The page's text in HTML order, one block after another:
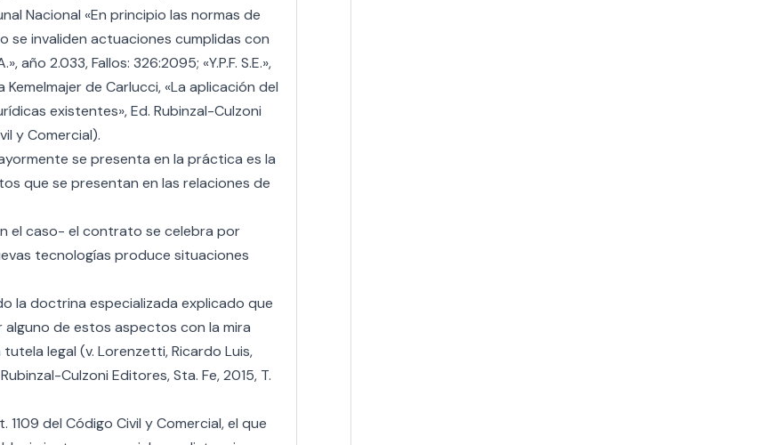
Nacional «En principio las normas de
se invaliden actuaciones cumplidas con
año 2.033, Fallos: 326:2095; «Y.P.F. S.E.»,
Kemelmajer de Carlucci, «La aplicación del
existentes», Ed. Rubinzal-Culzoni
y Comercial).
se presenta en la práctica es la
que se presentan en las relaciones de
el caso- el contrato se celebra por
tecnologías produce situaciones
la doctrina especializada explicado que
de estos aspectos con la mira
legal (v. Lorenzetti, Ricardo Luis,
Culzoni Editores, Sta. Fe, 2015, T.
del Código Civil y Comercial, el que